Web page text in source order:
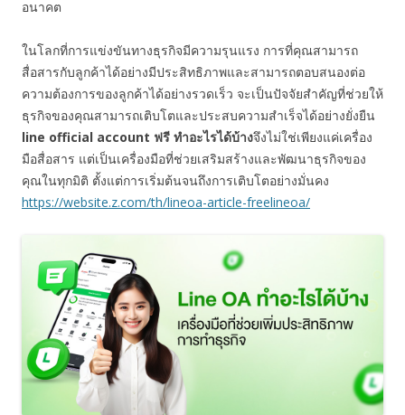
อนาคต
ในโลกที่การแข่งขันทางธุรกิจมีความรุนแรง การที่คุณสามารถ
สื่อสารกับลูกค้าได้อย่างมีประสิทธิภาพและสามารถตอบสนองต่อ
ความต้องการของลูกค้าได้อย่างรวดเร็ว จะเป็นปัจจัยสำคัญที่ช่วยให้
ธุรกิจของคุณสามารถเติบโตและประสบความสำเร็จได้อย่างยั่งยืน
line official account ฟรี ทำอะไรได้บ้างจึงไม่ใช่เพียงแค่เครื่อง
มือสื่อสาร แต่เป็นเครื่องมือที่ช่วยเสริมสร้างและพัฒนาธุรกิจของ
คุณในทุกมิติ ตั้งแต่การเริ่มต้นจนถึงการเติบโตอย่างมั่นคง
https://website.z.com/th/lineoa-article-freelineoa/